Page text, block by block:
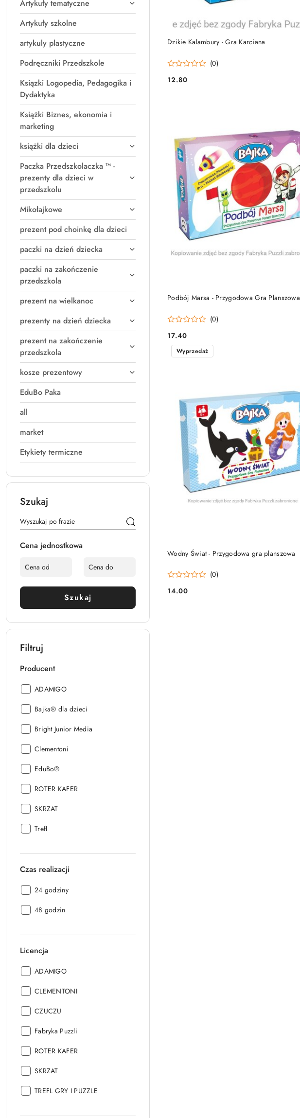
Artykuły tematyczne
Artykuły szkolne
artykuly plastyczne
Podręczniki Przedszkole
Ksiązki Logopedia, Pedagogika i
Dydaktyka
Książki Biznes, ekonomia i
marketing
książki dla dzieci
Paczka Przedszkolaczka ™ -
prezenty dla dzieci w
przedszkolu
Mikołajkowe
prezent pod choinkę dla dzieci
paczki na dzień dziecka
paczki na zakończenie
przedszkola
prezent na wielkanoc
prezenty na dzień dziecka
prezent na zakończenie
przedszkola
kosze prezentowy
EduBo Paka
all
market
Etykiety termiczne
Szukaj
Cena jednostkowa
Szukaj
Filtruj
Producent
Producent:
ADAMIGO
Producent:
Bajka® dla dzieci
Producent:
Bright Junior Media
Producent:
Clementoni
Producent:
EduBo®
Producent:
ROTER KAFER
Producent:
SKRZAT
Producent:
Trefl
Czas realizacji
Czas
24 godziny
Czas
48 godzin
Licencja
Licencja:
ADAMIGO
Licencja:
CLEMENTONI
Licencja:
CZUCZU
Licencja:
Fabryka Puzzli
Licencja:
ROTER KAFER
Licencja:
SKRZAT
Licencja:
TREFL GRY I PUZZLE
Dzikie Kalambury - Gra Karciana
(0)
Cena:
12.80
DO KOSZYKA
Podbój Marsa - Przygodowa Gra Planszowa
(0)
Cena:
17.40
PRODUKT NIEDOSTĘPNY
Wodny Świat - Przygodowa gra planszowa
(0)
Cena:
14.00
Wyprzedaż
PRODUKT NIEDOSTĘPNY